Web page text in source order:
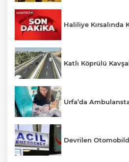
Haliliye Kırsalında
Katlı Köprülü
Urfa’da
Devrilen